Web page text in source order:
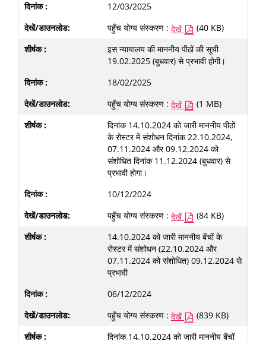
12/03/2025
पहुँच योग्य संस्करण : देखें
(40 KB)
इस न्यायालय की माननीय पीठों की सूची
19.02.2025 (बुधवार) से प्रभावी होगी।
18/02/2025
पहुँच योग्य संस्करण : देखें
(1 MB)
दिनांक 14.10.2024 को जारी माननीय पीठों
के रोस्टर में संशोधन दिनांक 22.10.2024,
07.11.2024 और 09.12.2024 को
संशोधित दिनांक 11.12.2024 (बुधवार) से
प्रभावी होगा।
10/12/2024
पहुँच योग्य संस्करण : देखें
(84 KB)
14.10.2024 को जारी माननीय बेंचों के
रोस्टर में संशोधन (22.10.2024 और
07.11.2024 को संशोधित) 09.12.2024 से
प्रभावी
06/12/2024
पहुँच योग्य संस्करण : देखें
(839 KB)
दिनांक 14.10.2024 को जारी माननीय बेंचों